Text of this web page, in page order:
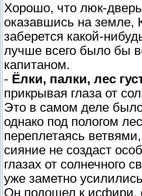
Хорошо, что люк-
оказавшись на земле,
заберется какой-
лучше всего было бы
капитаном.
- Ёлки, палки, лес
прикрывая глаза от
Это в самом деле
однако под пологом
переплетаясь
сияние не создаст
глазах от солнечного
уже заметно
Он подошел к исфири,